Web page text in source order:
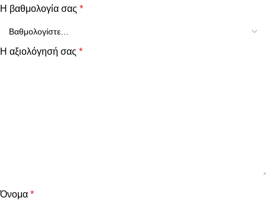
Η βαθμολογία σας *
Η αξιολόγησή σας *
Όνομα *